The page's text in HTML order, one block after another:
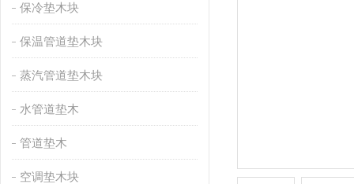
保冷垫木块
保温管道垫木块
蒸汽管道垫木块
水管道垫木
管道垫木
空调垫木块